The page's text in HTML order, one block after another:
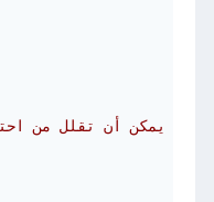
خاصة يمكن أن تقلل من